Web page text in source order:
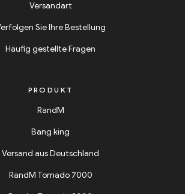
Versandart
Sie Ihre Bestellung
Häufig gestellte Fragen
PRODUKT
RandM
Bang king
Versand aus Deutschland
RandM Tornado 7000